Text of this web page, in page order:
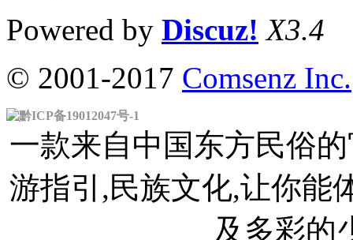
Powered by Discuz! X3.4
© 2001-2017 Comsenz Inc.
黔ICP备19012047号-1
一款来自中国东方民俗
游指引,民族文化,让你能
及多彩的